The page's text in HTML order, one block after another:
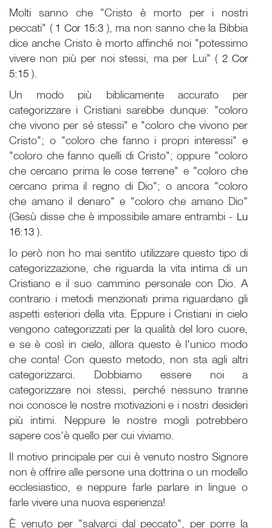
Molti sanno che "Cristo è morto per i nostri
peccati" ( 1 Cor 15:3 ), ma non sanno che la Bibbia
dice anche Cristo è morto affinché noi "potessimo
vivere non più per noi stessi, ma per Lui" ( 2 Cor
5:15 ).
Un modo più biblicamente accurato per
categorizzare i Cristiani sarebbe dunque: "coloro
che vivono per sé stessi" e "coloro che vivono per
Cristo"; o "coloro che fanno i propri interessi" e
"coloro che fanno quelli di Cristo"; oppure "coloro
che cercano prima le cose terrene" e "coloro che
cercano prima il regno di Dio"; o ancora "coloro
che amano il denaro" e "coloro che amano Dio"
(Gesù disse che è impossibile amare entrambi - Lu
16:13 ).
Io però non ho mai sentito utilizzare questo tipo di
categorizzazione, che riguarda la vita intima di un
Cristiano e il suo cammino personale con Dio. A
contrario i metodi menzionati prima riguardano gli
aspetti esteriori della vita. Eppure i Cristiani in cielo
vengono categorizzati per la qualità del loro cuore,
e se è così in cielo, allora questo è l'unico modo
che conta! Con questo metodo, non sta agli altri
categorizzarci. Dobbiamo essere noi a
categorizzare noi stessi, perché nessuno tranne
noi conosce le nostre motivazioni e i nostri desideri
più intimi. Neppure le nostre mogli potrebbero
sapere cos'è quello per cui viviamo.
Il motivo principale per cui è venuto nostro Signore
non è offrire alle persone una dottrina o un modello
ecclesiastico, e neppure farle parlare in lingue o
farle vivere una nuova esperienza!
È venuto per "salvarci dal peccato", per porre la